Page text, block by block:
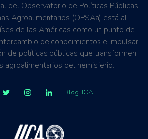
del Observatorio de Políticas Públicas
Agroalimentarios (OPSAa) está al
de las Américas como un punto de
de conocimientos e impulsar
de políticas públicas que transformen
agroalimentarios del hemisferio.
Blog IICA